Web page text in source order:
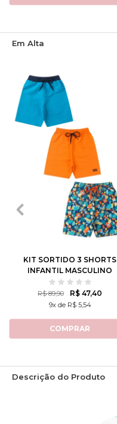
Em Alta
3 4 6
10 12
KIT SORTIDO 3 SHORTS
INFANTIL MASCULINO
AVULSO
R$ 89,90 R$ 47,40
9x de R$ 5,54
COMPRAR
Descrição do Produto